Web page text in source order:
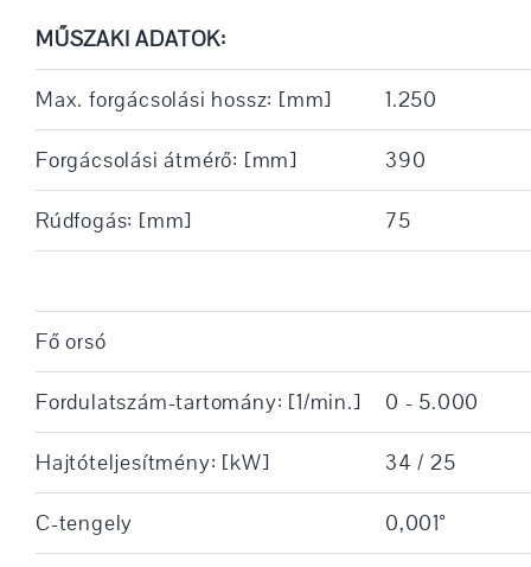
MŰSZAKI ADATOK:
Max. forgácsolási hossz: [mm] 1.250
Forgácsolási átmérő: [mm] 390
Rúdfogás: [mm] 75
Fő orsó
Fordulatszám-tartomány: [1/min.] 0 - 5.000
Hajtóteljesítmény: [kW] 34 / 25
C-tengely 0,001°